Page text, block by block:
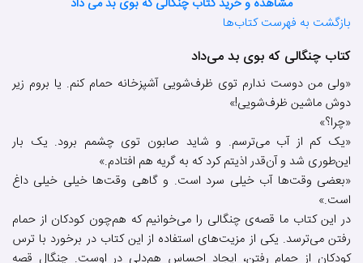
مشاهده و خرید کتاب چنگالی که بوی بد می داد
بازگشت به فهرست کتاب‌ها
کتاب چنگالی که بوی بد می‌داد
«ولی من دوست ندارم توی ظرف‌شویی آشپزخانه حمام کنم. یا بروم زیر
دوش ماشین ظرف‌شویی!»
«چرا؟»
«یک کم از آب می‌ترسم. و شاید صابون توی چشمم برود. یک بار
این‌طوری شد و آن‌قدر اذیتم کرد که به گریه هم افتادم.»
«بعضی وقت‌ها آب خیلی سرد است. و گاهی وقت‌ها خیلی خیلی داغ
است.»
در این کتاب ما قصه‌ی چنگالی را می‌خوانیم که هم‌چون کودکان از حمام
رفتن می‌ترسد. یکی از مزیت‌های استفاده از این کتاب در برخورد با ترس